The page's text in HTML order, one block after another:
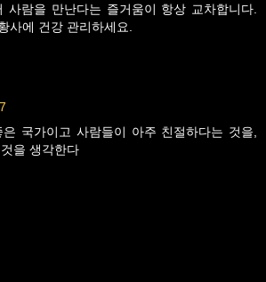
사람을 만난다는 즐거움이 항상 교차합니다.
사에 건강 관리하세요.
국가이고 사람들이 아주 친절하다는 것을,
을 생각한다